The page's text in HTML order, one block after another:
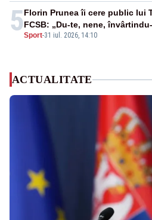
5Sport-31 iul. 2026, 14:10
Florin Prunea îi cere public lui
FCSB: „Du-te, nene,
ACTUALITATE